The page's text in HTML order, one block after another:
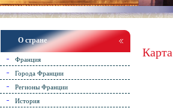
О стране
Франция
Города Франции
Регионы Франции
История